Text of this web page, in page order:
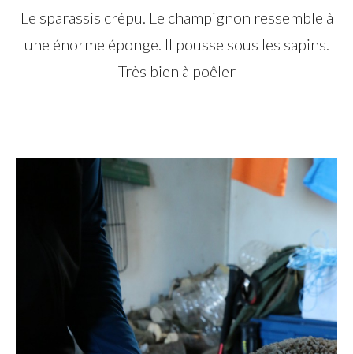
Le sparassis crépu. Le champignon ressemble à
une énorme éponge. Il pousse sous les sapins.
Très bien à poêler